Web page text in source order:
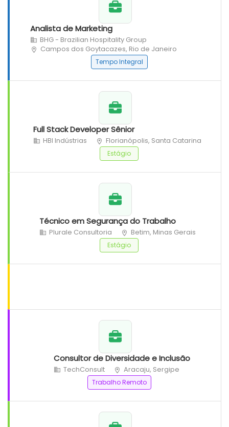
Analista de Marketing
BHG - Brazilian Hospitality Group
Campos dos Goytacazes, Rio de Janeiro
Tempo Integral
Full Stack Developer Sênior
HBI Indústrias Florianópolis, Santa Catarina
Estágio
Técnico em Segurança do Trabalho
Plurale Consultoria Betim, Minas Gerais
Estágio
Consultor de Diversidade e Inclusão
TechConsult Aracaju, Sergipe
Trabalho Remoto